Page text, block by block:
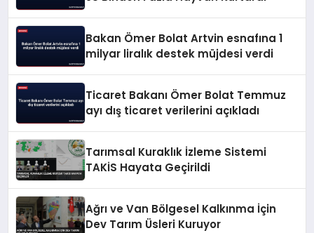
Bakan Ömer Bolat Artvin esnafına 1
milyar liralık destek müjdesi verdi
Ticaret Bakanı Ömer Bolat Temmuz
ayı dış ticaret verilerini açıkladı
Tarımsal Kuraklık İzleme Sistemi
TAKİS Hayata Geçirildi
Ağrı ve Van Bölgesel Kalkınma İçin
Dev Tarım Üsleri Kuruyor